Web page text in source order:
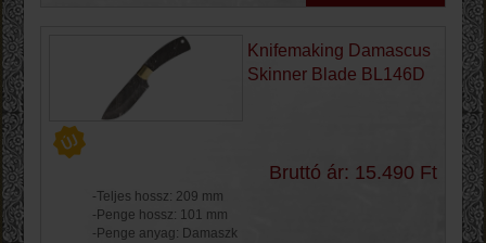
Knifemaking Damascus
Skinner Blade BL146D
Bruttó ár: 15.490 Ft
-Teljes hossz: 209 mm
-Penge hossz: 101 mm
-Penge anyag: Damaszk